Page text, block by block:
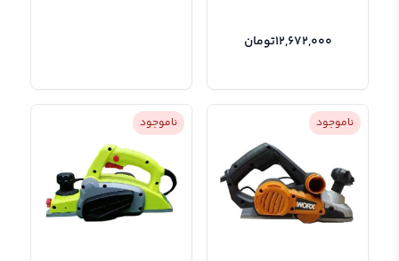
12,672,000تومان
ناموجود ناموجود